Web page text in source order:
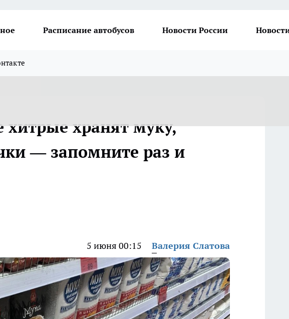
Расписание автобусов Новости России
хранят муку,
— запомните раз и
5 июня 00:15 Валерия Слатова